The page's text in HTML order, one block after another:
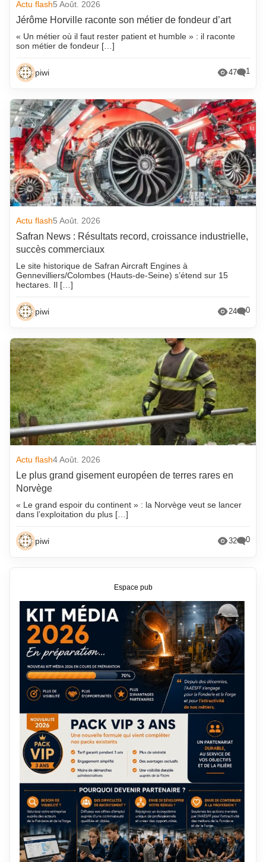
Actu flash5 Août. 2026
Jérôme Horville raconte son métier de fondeur d’art
« Un métier où il faut rester patient et humble » : il raconte
son métier de fondeur […]
piwi 47 1
Actu flash5 Août. 2026
Safran News : Résultats record, croissance industrielle,
succès commerciaux
Le site historique de Safran Aircraft Engines à
Gennevilliers/Colombes (Hauts-de-Seine) s’étend sur 15
hectares. Il […]
piwi 24 0
Actu flash4 Août. 2026
Le plus grand gisement européen de terres rares en
Norvège
« Le grand espoir du continent » : la Norvège veut se lancer
dans l’exploitation du plus […]
piwi 32 0
Espace pub